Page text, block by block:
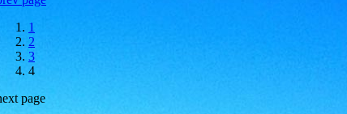
1
2
3
4
page